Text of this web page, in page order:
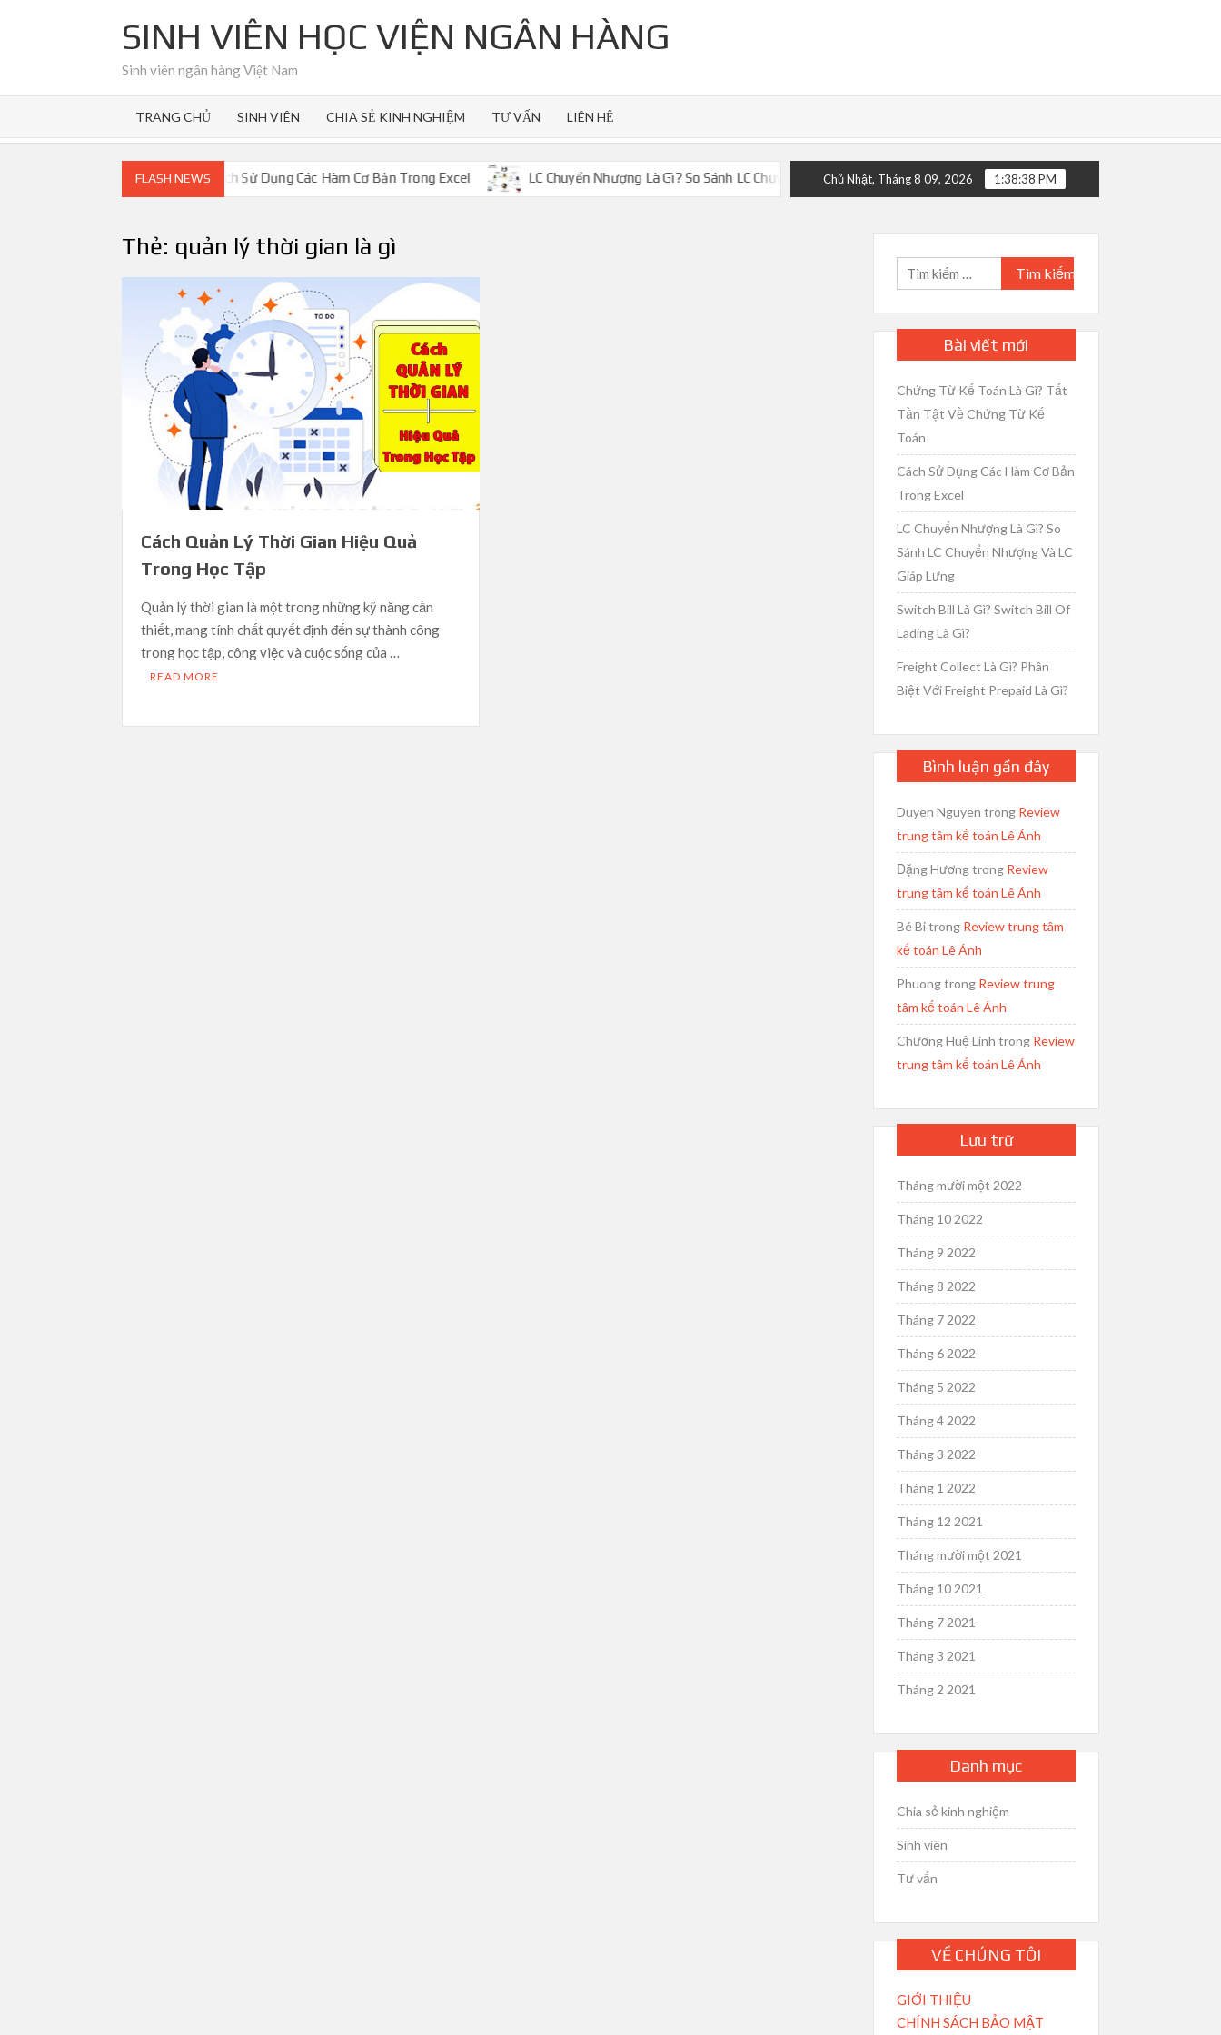
SINH VIÊN HỌC VIỆN NGÂN HÀNG
Sinh viên ngân hàng Việt Nam
TRANG CHỦ SINH VIÊN CHIA SẺ KINH NGHIỆM TƯ VẤN LIÊN HỆ
FLASH NEWS
Cách Sử Dụng Các Hàm Cơ Bản Trong Excel LC Chuyển Nhượng Là Gì? So Sánh LC Chuyển Nhượng Và LC Giáp Lưng Switch Bill Là Gì? Switch Bill Of Lading Là
Chủ Nhật, Tháng 8 09, 2026 1:38:39 PM
Thẻ: quản lý thời gian là gì
Cách Quản Lý Thời Gian Hiệu Quả
Trong Học Tập
Quản lý thời gian là một trong những kỹ năng cần
thiết, mang tính chất quyết định đến sự thành công
trong học tập, công việc và cuộc sống của …
READ MORE
Tìm
kiếm
cho:
Bài viết mới
Chứng Từ Kế Toán Là Gì? Tất
Tần Tật Về Chứng Từ Kế
Toán
Cách Sử Dụng Các Hàm Cơ Bản
Trong Excel
LC Chuyển Nhượng Là Gì? So
Sánh LC Chuyển Nhượng Và LC
Giáp Lưng
Switch Bill Là Gì? Switch Bill Of
Lading Là Gì?
Freight Collect Là Gì? Phân
Biệt Với Freight Prepaid Là Gì?
Bình luận gần đây
Duyen Nguyen trong Review
trung tâm kế toán Lê Ánh
Đặng Hươngtrong Review
trung tâm kế toán Lê Ánh
Bé Bitrong Review trung tâm
kế toán Lê Ánh
Phuongtrong Review trung
tâm kế toán Lê Ánh
Chương Huệ Linh trong Review
trung tâm kế toán Lê Ánh
Lưu trữ
Tháng mười một 2022
Tháng 10 2022
Tháng 9 2022
Tháng 8 2022
Tháng 7 2022
Tháng 6 2022
Tháng 5 2022
Tháng 4 2022
Tháng 3 2022
Tháng 1 2022
Tháng 12 2021
Tháng mười một 2021
Tháng 10 2021
Tháng 7 2021
Tháng 3 2021
Tháng 2 2021
Danh mục
Chia sẻ kinh nghiệm
Sinh viên
Tư vấn
VỀ CHÚNG TÔI
GIỚI THIỆU
CHÍNH SÁCH BẢO MẬT